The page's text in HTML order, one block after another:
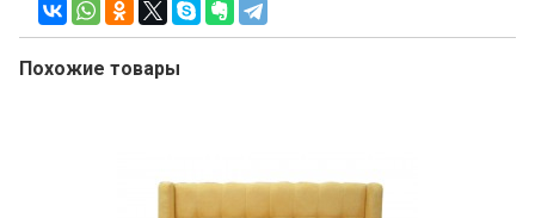
Похожие товары